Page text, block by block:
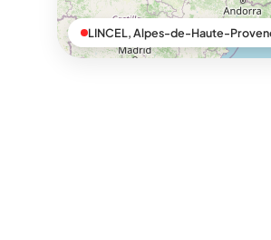
LINCEL, Alpes-de-Haute-